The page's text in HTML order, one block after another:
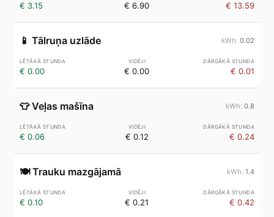
€ 3.15 € 6.90 € 13.59
📱 Tālruņa uzlāde 0.02
€ 0.00 € 0.00 € 0.01
👕 Veļas mašīna 0.8
€ 0.06 € 0.12 € 0.24
🍽️ Trauku mazgājamā 1.4
€ 0.10 € 0.21 € 0.42